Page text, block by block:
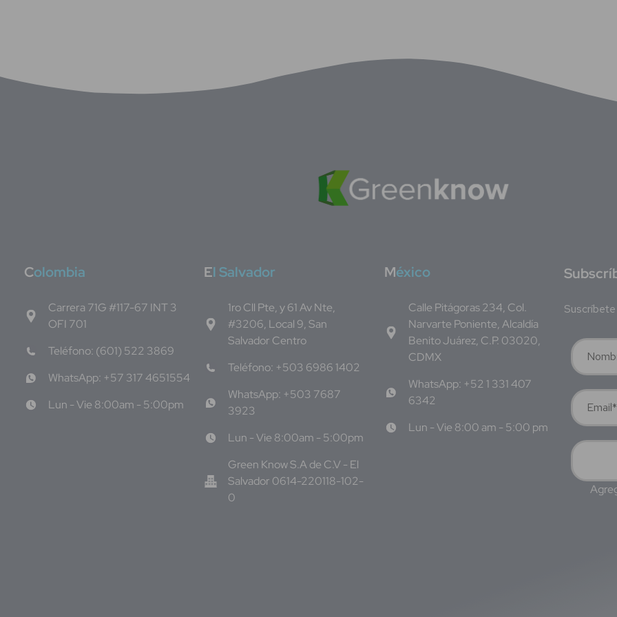
Colombia
Carrera 71G #117-67 INT 3
OFI 701
Teléfono: (601) 522 3869
WhatsApp: +57 317 4651554
Lun - Vie 8:00am - 5:00pm
El Salvador
1ro Cll Pte, y 61 Av Nte,
#3206, Local 9, San
Salvador Centro
Teléfono: +503 6986 1402
WhatsApp: +503 7687
3923
Lun - Vie 8:00am - 5:00pm
Green Know S.A de C.V - El
Salvador 0614-220118-102-
0
México
Calle Pitágoras 234, Col.
Narvarte Poniente, Alcaldía
Benito Juárez, C.P. 03020,
CDMX
WhatsApp: +52 1 331 407
6342
Lun - Vie 8:00 am - 5:00 pm
S